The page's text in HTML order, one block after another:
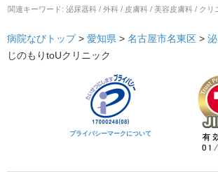
関連キーワード: 泌尿器科 / 外科 / 皮膚科 / 美容皮膚科 / クリ
病院なびトップ > 愛知県 > 名古屋市名東区 >
じのもりtoUクリニック
プライバシーマークについて